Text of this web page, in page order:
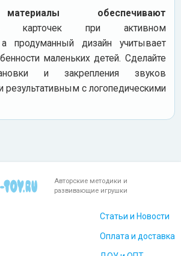
обеспечивают
при активном
а продуманный дизайн учитывает
маленьких детей. Сделайте
и закрепления звуков
результативным с логопедическими
Авторские методики и
развивающие игрушки
Статьи и Новости
Оплата и доставка